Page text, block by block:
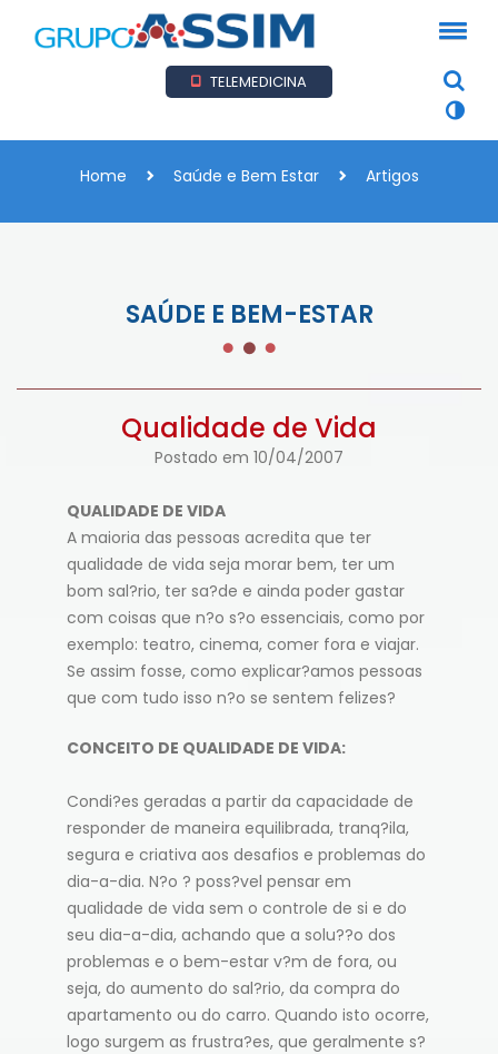
TELEMEDICINA
Home Saúde e Bem Estar Artigos
SAÚDE E BEM-ESTAR
Qualidade de Vida
Postado em 10/04/2007
QUALIDADE DE VIDA
A maioria das pessoas acredita que ter
qualidade de vida seja morar bem, ter um
bom sal?rio, ter sa?de e ainda poder gastar
com coisas que n?o s?o essenciais, como por
exemplo: teatro, cinema, comer fora e viajar.
Se assim fosse, como explicar?amos pessoas
que com tudo isso n?o se sentem felizes?
CONCEITO DE QUALIDADE DE VIDA:
Condi?es geradas a partir da capacidade de
responder de maneira equilibrada, tranq?ila,
segura e criativa aos desafios e problemas do
dia-a-dia. N?o ? poss?vel pensar em
qualidade de vida sem o controle de si e do
seu dia-a-dia, achando que a solu??o dos
problemas e o bem-estar v?m de fora, ou
seja, do aumento do sal?rio, da compra do
apartamento ou do carro. Quando isto ocorre,
logo surgem as frustra?es, que geralmente s?